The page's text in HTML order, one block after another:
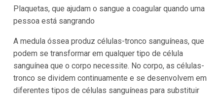
Plaquetas, que ajudam o sangue a coagular quando uma
pessoa está sangrando
A medula óssea produz células-tronco sanguíneas, que
podem se transformar em qualquer tipo de célula
sanguínea que o corpo necessite. No corpo, as células-
tronco se dividem continuamente e se desenvolvem em
diferentes tipos de células sanguíneas para substituir